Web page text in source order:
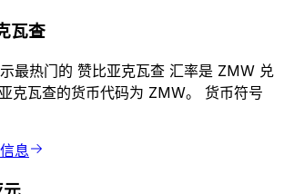
瓦查
最热门的 赞比亚克瓦查 汇率是 ZMW 兑
克瓦查的货币代码为 ZMW。 货币符号
息